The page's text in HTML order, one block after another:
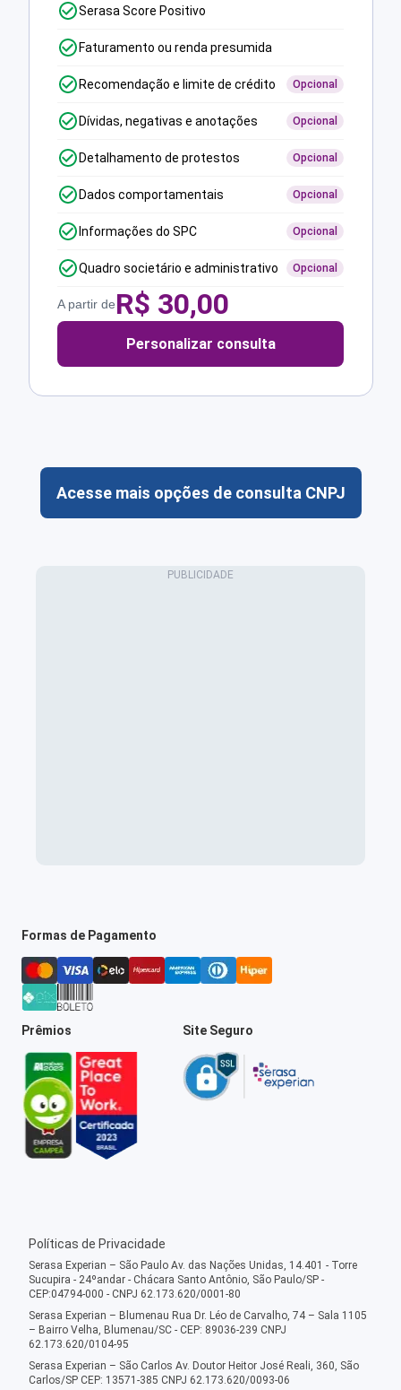
Serasa Score Positivo
Faturamento ou renda presumida
Recomendação e limite de crédito Opcional
Dívidas, negativas e anotações Opcional
Detalhamento de protestos Opcional
Dados comportamentais Opcional
Informações do SPC Opcional
Quadro societário e administrativo Opcional
A partir deR$ 30,00
Personalizar consulta
Acesse mais opções de consulta CNPJ
Formas de Pagamento
Prêmios Site Seguro
Políticas de Privacidade
Serasa Experian – São Paulo Av. das Nações Unidas, 14.401 - Torre
Sucupira - 24ºandar - Chácara Santo Antônio, São Paulo/SP -
CEP:04794-000 - CNPJ 62.173.620/0001-80
Serasa Experian – Blumenau Rua Dr. Léo de Carvalho, 74 – Sala 1105
– Bairro Velha, Blumenau/SC - CEP: 89036-239 CNPJ
62.173.620/0104-95
Serasa Experian – São Carlos Av. Doutor Heitor José Reali, 360, São
Carlos/SP CEP: 13571-385 CNPJ 62.173.620/0093-06